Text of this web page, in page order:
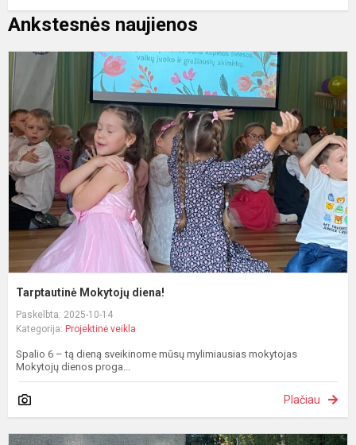
Ankstesnės naujienos
Tarptautinė Mokytojų diena!
Paskelbta: 2025-10-14
Kategorija: Projektinė veikla
Spalio 6 – tą dieną sveikinome mūsų mylimiausias mokytojas
Mokytojų dienos proga...
Plačiau